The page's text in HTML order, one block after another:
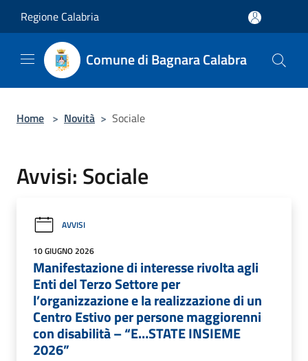
Regione Calabria
Comune di Bagnara Calabra
Home > Novità > Sociale
Avvisi: Sociale
AVVISI
10 GIUGNO 2026
Manifestazione di interesse rivolta agli
Enti del Terzo Settore per
l’organizzazione e la realizzazione di un
Centro Estivo per persone maggiorenni
con disabilità – “E…STATE INSIEME
2026”